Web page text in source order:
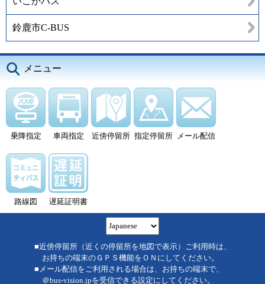
鈴鹿市C-BUS
メニュー
乗降指定 車両指定 近傍停留所 指定停留所 メール配信
路線図 遅延証明書
■近傍停留所（近くの停留所を地図で表示）ご利用時は、
お持ちの端末のＧＰＳ機能をＯＮにしてください。
■メール配信をご利用される場合は、お持ちの端末で、
＠bus-vision.jpを受信できる設定にしてください。